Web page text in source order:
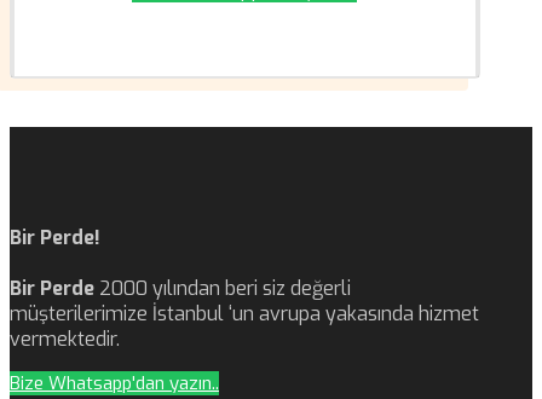
Bir Perde!
Bir Perde 2000 yılından beri siz değerli
müşterilerimize İstanbul ‘un avrupa yakasında hizmet
vermektedir.
Bize Whatsapp'dan yazın..